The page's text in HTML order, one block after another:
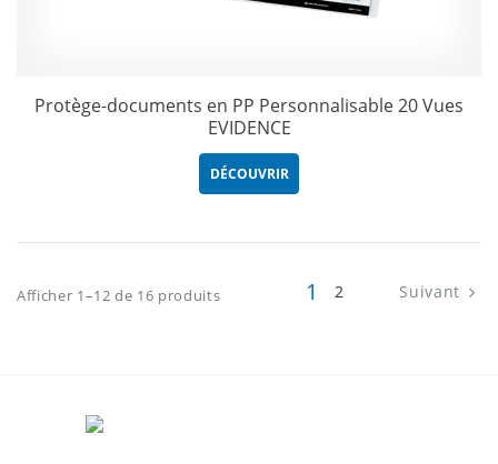
Protège-documents en PP Personnalisable 20 Vues
EVIDENCE
DÉCOUVRIR
1 2 Suivant
Afficher 1–12 de 16 produits